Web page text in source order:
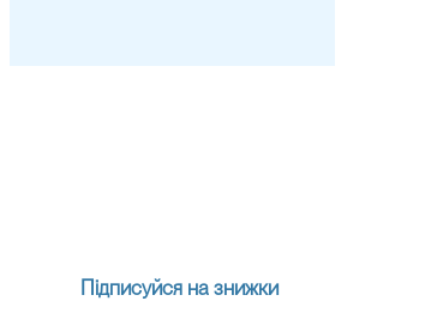
Підписуйся на знижки